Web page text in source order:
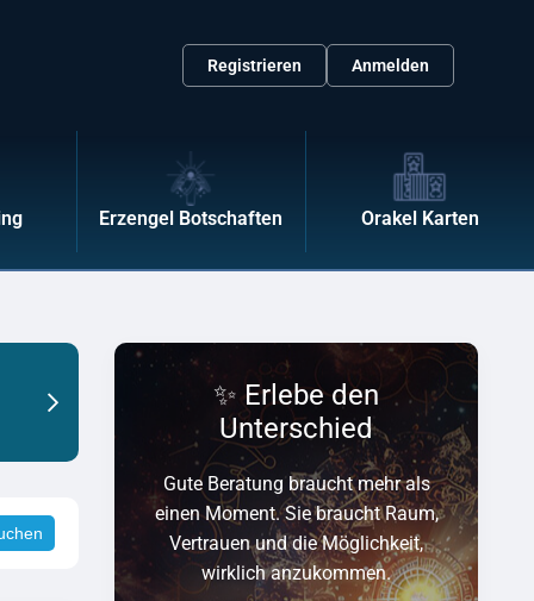
Registrieren Anmelden
Erzengel Botschaften Orakel Karten
Modul 2 Schlaf Entspannungstechniken
✨ Erlebe den
Unterschied
Gute Beratung braucht mehr als
einen Moment. Sie braucht Raum,
Vertrauen und die Möglichkeit,
wirklich anzukommen.